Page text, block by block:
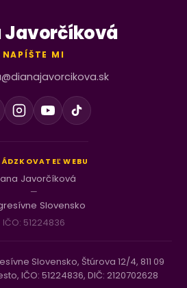
Javorčíková
NAPÍŠTE MI
WEBU
Javorčíková
—
Slovensko
IČO: 51224836
Slovensko, Štúrova 12/4, 811 09
IČO: 51224836, DIČ: 2120702628